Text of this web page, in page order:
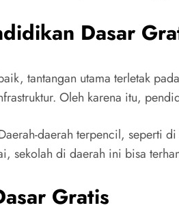
Dasar
tantangan utama terletak
Oleh karena itu,
daerah terpencil, seperti
sekolah di daerah ini bisa
Gratis